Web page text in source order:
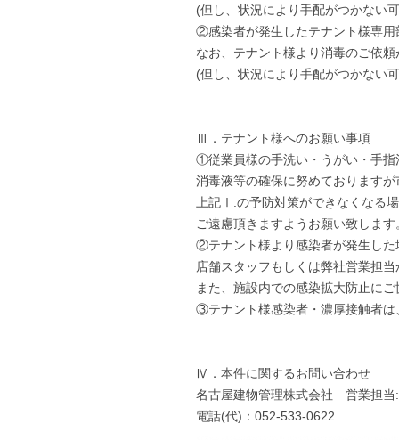
(但し、状況により手配がつかない
②感染者が発生したテナント様専用
なお、テナント様より消毒のご依
(但し、状況により手配がつかない
Ⅲ．テナント様へのお願い事項
①従業員様の手洗い・うがい・手
消毒液等の確保に努めております
上記Ⅰ.の予防対策ができなくなる
ご遠慮頂きますようお願い致します
②テナント様より感染者が発生した
店舗スタッフもしくは弊社営業担
また、施設内での感染拡大防止に
③テナント様感染者・濃厚接触者は
Ⅳ．本件に関するお問い合わせ
名古屋建物管理株式会社 営業担当
電話(代)：052-533-0622